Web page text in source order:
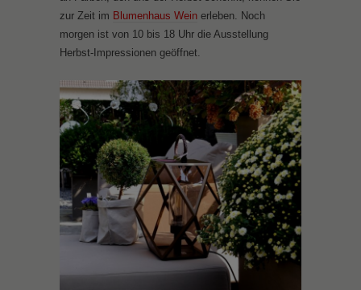
zur Zeit im Blumenhaus Wein erleben. Noch
morgen ist von 10 bis 18 Uhr die Ausstellung
Herbst-Impressionen geöffnet.